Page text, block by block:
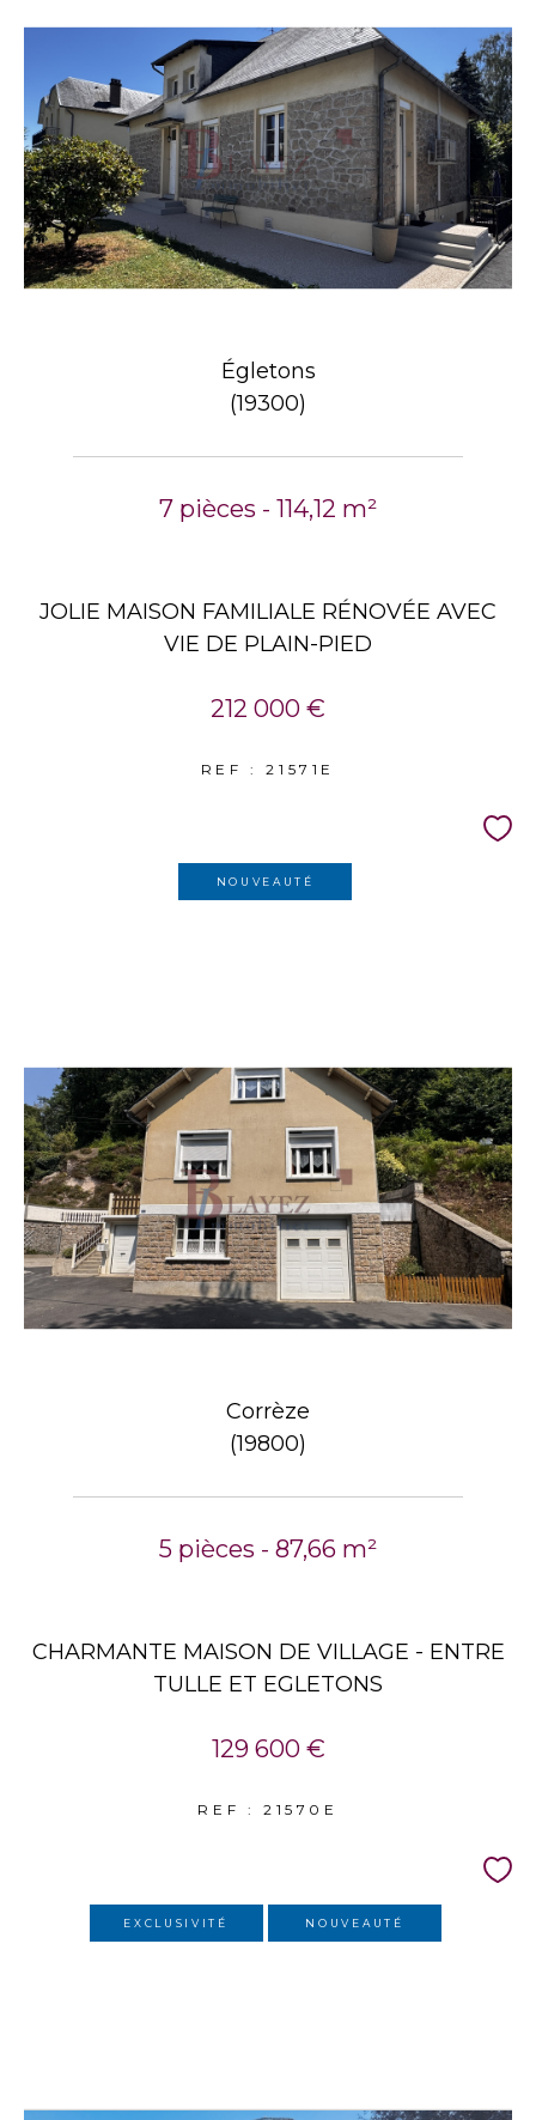
Égletons
(19300)
7 pièces - 114,12 m²
JOLIE MAISON FAMILIALE RÉNOVÉE AVEC
VIE DE PLAIN-PIED
212 000 €
REF : 21571E
NOUVEAUTÉ
Corrèze
(19800)
5 pièces - 87,66 m²
CHARMANTE MAISON DE VILLAGE - ENTRE
TULLE ET EGLETONS
129 600 €
REF : 21570E
EXCLUSIVITÉ NOUVEAUTÉ